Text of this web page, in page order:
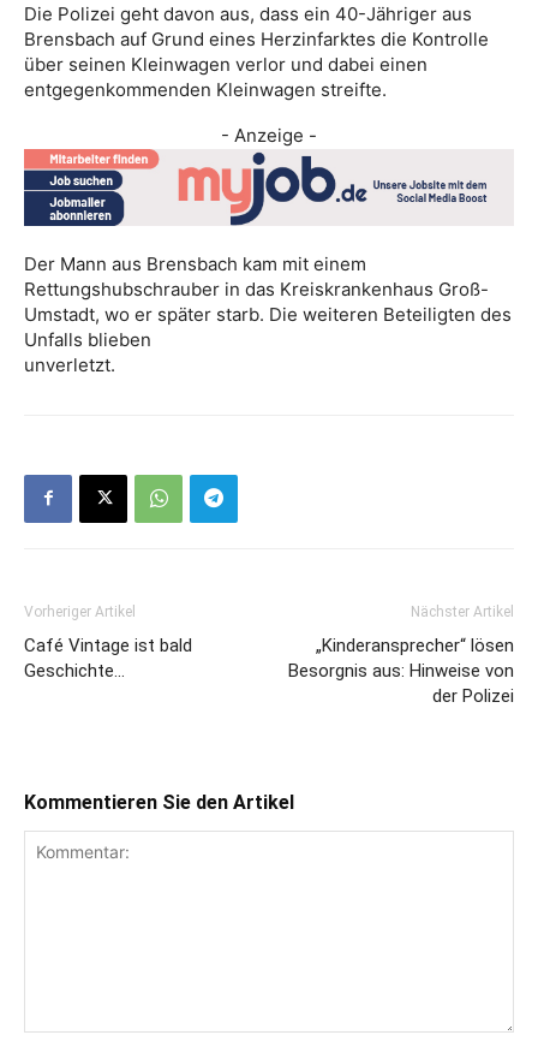
Die Polizei geht davon aus, dass ein 40-Jähriger aus
Brensbach auf Grund eines Herzinfarktes die Kontrolle
über seinen Kleinwagen verlor und dabei einen
entgegenkommenden Kleinwagen streifte.
- Anzeige -
Der Mann aus Brensbach kam mit einem
Rettungshubschrauber in das Kreiskrankenhaus Groß-
Umstadt, wo er später starb. Die weiteren Beteiligten des
Unfalls blieben
unverletzt.
Vorheriger Artikel
Café Vintage ist bald
Geschichte…
Nächster Artikel
„Kinderansprecher“ lösen
Besorgnis aus: Hinweise von
der Polizei
Kommentieren Sie den Artikel